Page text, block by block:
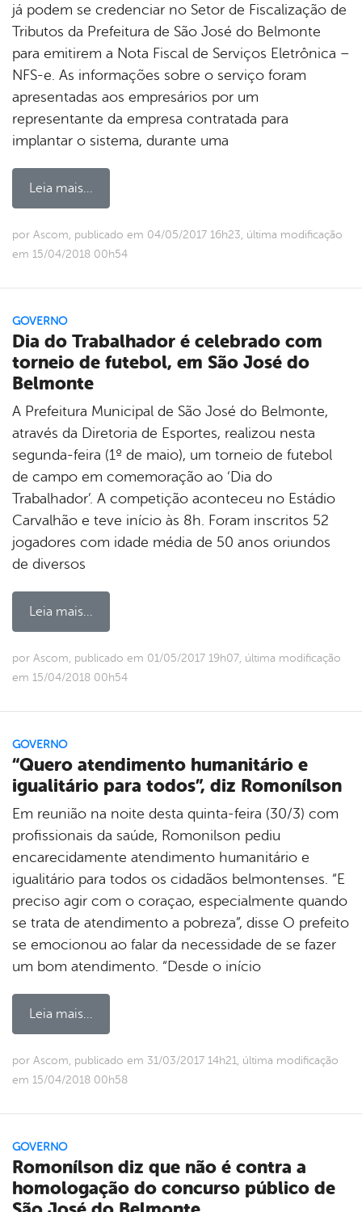
já podem se credenciar no Setor de Fiscalização de
Tributos da Prefeitura de São José do Belmonte
para emitirem a Nota Fiscal de Serviços Eletrônica –
NFS-e. As informações sobre o serviço foram
apresentadas aos empresários por um
representante da empresa contratada para
implantar o sistema, durante uma
Leia mais...
por Ascom, publicado em 04/05/2017 16h23, última modificação
em 15/04/2018 00h54
GOVERNO
Dia do Trabalhador é celebrado com
torneio de futebol, em São José do
Belmonte
A Prefeitura Municipal de São José do Belmonte,
através da Diretoria de Esportes, realizou nesta
segunda-feira (1º de maio), um torneio de futebol
de campo em comemoração ao ‘Dia do
Trabalhador’. A competição aconteceu no Estádio
Carvalhão e teve início às 8h. Foram inscritos 52
jogadores com idade média de 50 anos oriundos
de diversos
Leia mais...
por Ascom, publicado em 01/05/2017 19h07, última modificação
em 15/04/2018 00h54
GOVERNO
“Quero atendimento humanitário e
igualitário para todos”, diz Romonílson
Em reunião na noite desta quinta-feira (30/3) com
profissionais da saúde, Romonilson pediu
encarecidamente atendimento humanitário e
igualitário para todos os cidadãos belmontenses. “E
preciso agir com o coraçao, especialmente quando
se trata de atendimento a pobreza”, disse O prefeito
se emocionou ao falar da necessidade de se fazer
um bom atendimento. “Desde o início
Leia mais...
por Ascom, publicado em 31/03/2017 14h21, última modificação
em 15/04/2018 00h58
GOVERNO
Romonílson diz que não é contra a
homologação do concurso público de